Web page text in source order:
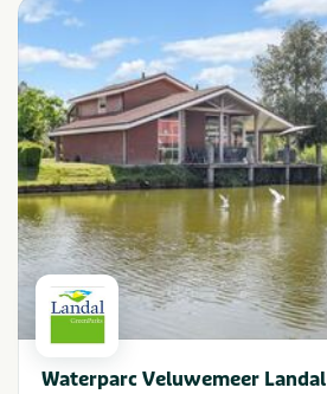
Waterparc Veluwemeer Landal